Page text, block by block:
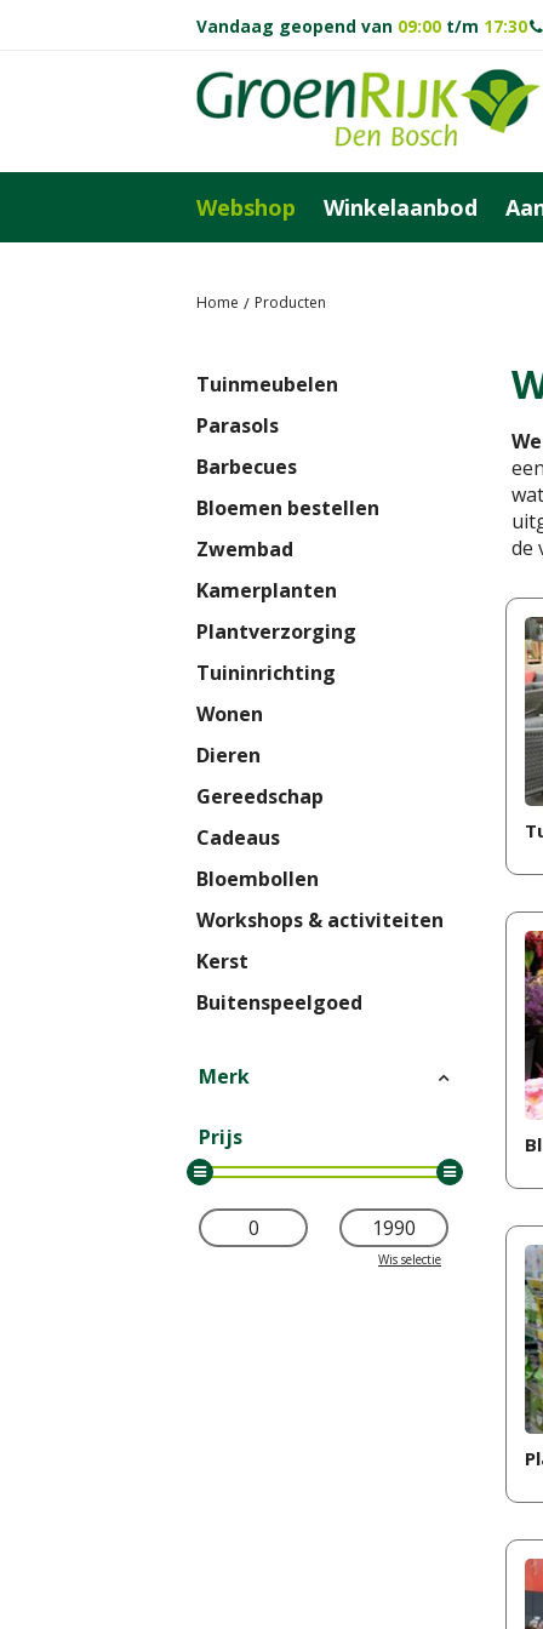
Home Producten
Vandaag geopend van 09:00 t/m 17:30
Webshop Winkelaanbod
de
Tuinmeubelen
Parasols
Barbecues
Bloemen bestellen
Zwembad
Kamerplanten
Plantverzorging
Tuininrichting
Wonen
Dieren
Gereedschap
Cadeaus
Bloembollen
Workshops & activiteiten
Kerst
Buitenspeelgoed
Merk
Prijs
Wis selectie